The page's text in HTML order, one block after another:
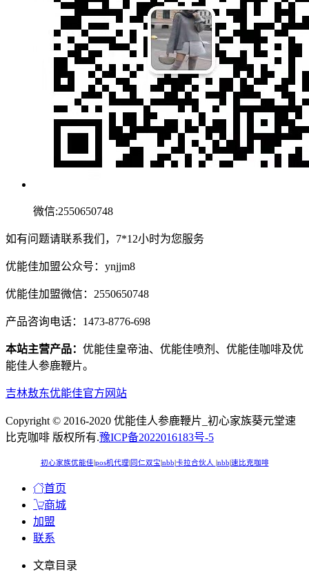
微信:2550650748
如有问题请联系我们，7*12小时为您服务
优能佳加盟公众号：ynjjm8
优能佳加盟微信：2550650748
产品咨询电话：1473-8776-698
本站主营产品： 优能佳皇帝油、优能佳喷剂、优能佳咖啡及优
能佳人参鹿鞭片。
吉林敖东优能佳官方网站
Copyright © 2016-2020 优能佳人参鹿鞭片_初心家族葵元堂速
比克咖啡 版权所有.豫ICP备2022016183号-5
初心家族优能佳 pos机代理 同仁双宝 nbb 卡拉合伙人 nbb 速比克咖啡
首页
商城
加盟
联系
文章目录